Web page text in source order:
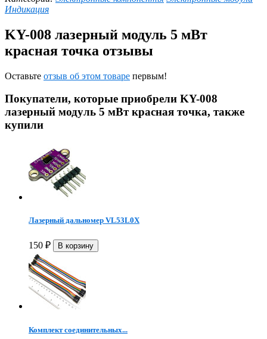
Индикация
KY-008 лазерный модуль 5 мВт
красная точка отзывы
Оставьте отзыв об этом товаре первым!
Покупатели, которые приобрели KY-008
лазерный модуль 5 мВт красная точка, также
купили
Лазерный дальномер VL53L0X
150 ₽
Комплект соединительных...